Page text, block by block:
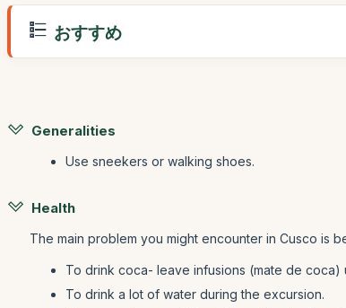
おすすめ
Generalities
Use sneekers or walking shoes.
Health
The main problem you might encounter in Cusco is
To drink coca- leave infusions (mate de
To drink a lot of water during the excursion.